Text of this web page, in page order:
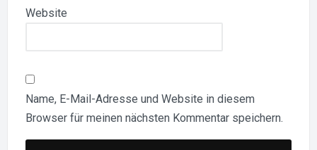
Website
Name, E-Mail-Adresse und Website in diesem
Browser für meinen nächsten Kommentar speichern.